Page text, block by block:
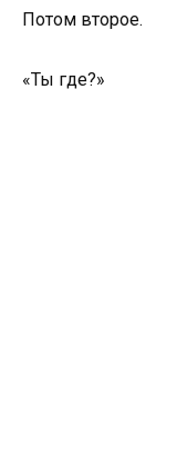
Потом второе.
«Ты где?»